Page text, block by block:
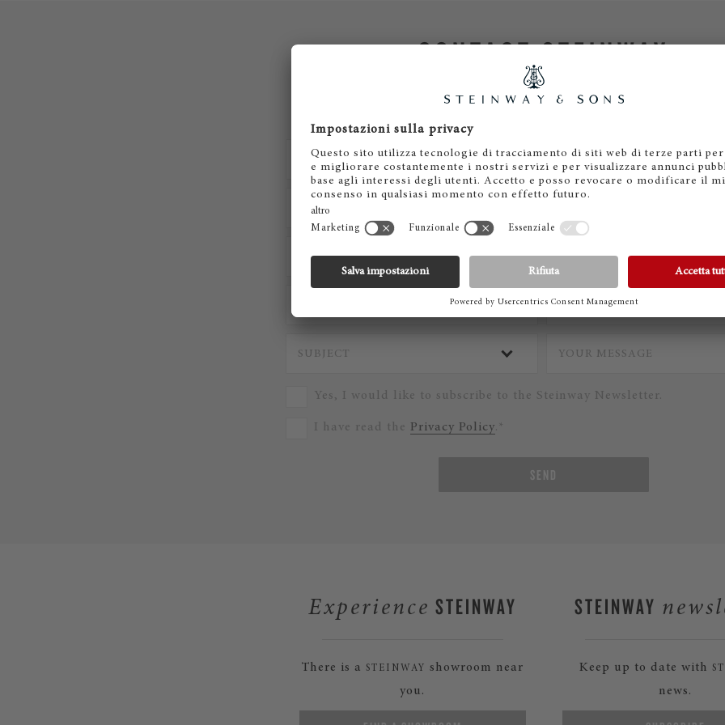
CONTACT STEINWAY
Yes, I would like to subscribe to the Steinway Newsletter.
I have read the Privacy Policy.*
SEND
Experience STEINWAY
There is a STEINWAY
showroom near
you.
STEINWAY
Keep up to date with
news.